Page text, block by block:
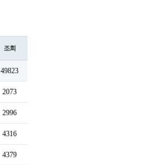
조회
49823
2073
2996
4316
4379